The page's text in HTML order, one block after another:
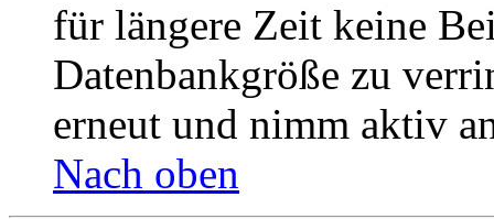
für längere Zeit keine
Datenbankgröße zu
erneut und nimm aktiv
Nach oben